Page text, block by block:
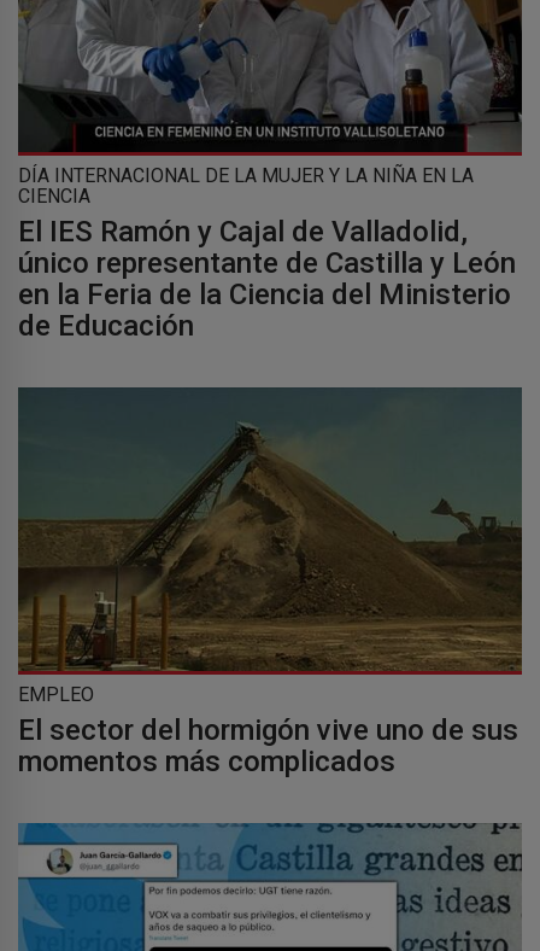
DÍA INTERNACIONAL DE LA MUJER Y LA NIÑA EN LA
CIENCIA
El IES Ramón y Cajal de Valladolid,
único representante de Castilla y León
en la Feria de la Ciencia del Ministerio
de Educación
EMPLEO
El sector del hormigón vive uno de sus
momentos más complicados